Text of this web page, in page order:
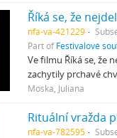
Říká se, že
nfa-va-421229
Part ofFestivalové
Ve filmu Říká se, že
zachytily prchavé
Moska, Juliana
Rituální vražda
nfa-va-782595